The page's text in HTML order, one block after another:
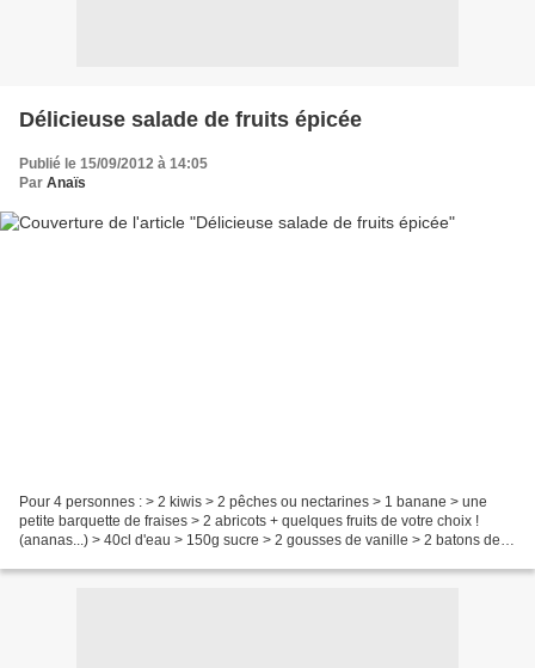
Délicieuse salade de fruits épicée
Publié le 15/09/2012 à 14:05
Par Anaïs
Pour 4 personnes : > 2 kiwis > 2 pêches ou nectarines > 1 banane > une
petite barquette de fraises > 2 abricots + quelques fruits de votre choix !
(ananas...) > 40cl d'eau > 150g sucre > 2 gousses de vanille > 2 batons de